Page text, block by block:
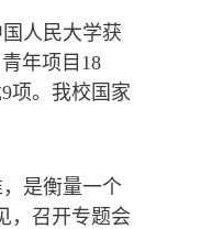
人民大学获
年项目18
项。我校国家
是衡量一个
，召开专题会